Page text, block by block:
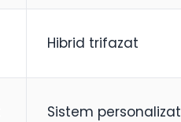
Hibrid trifazat
Sistem personalizat